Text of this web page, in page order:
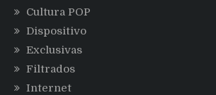
Cultura POP
Dispositivo
Exclusivas
Filtrados
Internet